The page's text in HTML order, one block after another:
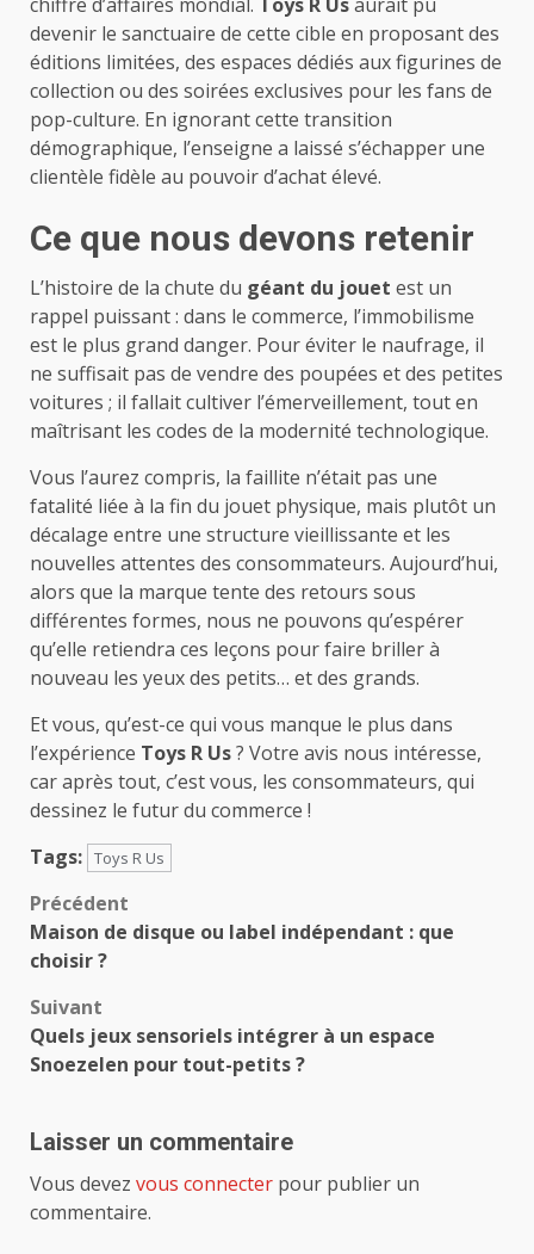
devenir le sanctuaire de cette cible en proposant des
éditions limitées, des espaces dédiés aux figurines de
collection ou des soirées exclusives pour les fans de
pop-culture. En ignorant cette transition
démographique, l’enseigne a laissé s’échapper une
clientèle fidèle au pouvoir d’achat élevé.
Ce que nous devons retenir
L’histoire de la chute du géant du jouet est un
rappel puissant : dans le commerce, l’immobilisme
est le plus grand danger. Pour éviter le naufrage, il
ne suffisait pas de vendre des poupées et des petites
voitures ; il fallait cultiver l’émerveillement, tout en
maîtrisant les codes de la modernité technologique.
Vous l’aurez compris, la faillite n’était pas une
fatalité liée à la fin du jouet physique, mais plutôt un
décalage entre une structure vieillissante et les
nouvelles attentes des consommateurs. Aujourd’hui,
alors que la marque tente des retours sous
différentes formes, nous ne pouvons qu’espérer
qu’elle retiendra ces leçons pour faire briller à
nouveau les yeux des petits… et des grands.
Et vous, qu’est-ce qui vous manque le plus dans
l’expérience Toys R Us? Votre avis nous intéresse,
car après tout, c’est vous, les consommateurs, qui
dessinez le futur du commerce !
Tags: Toys R Us
Navigation
d’article
Précédent
Maison de disque ou label indépendant : que
choisir ?
Suivant
Quels jeux sensoriels intégrer à un espace
Snoezelen pour tout-petits ?
Laisser un commentaire
Vous devez vous connecter pour publier un
commentaire.